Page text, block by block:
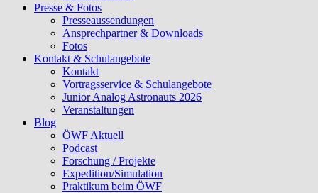
Presse & Fotos
Presseaussendungen
Ansprechpartner & Downloads
Fotos
Kontakt & Schulangebote
Kontakt
Vortragsservice & Schulangebote
Junior Analog Astronauts 2026
Veranstaltungen
Blog
ÖWF Aktuell
Podcast
Forschung / Projekte
Expedition/Simulation
Praktikum beim ÖWF